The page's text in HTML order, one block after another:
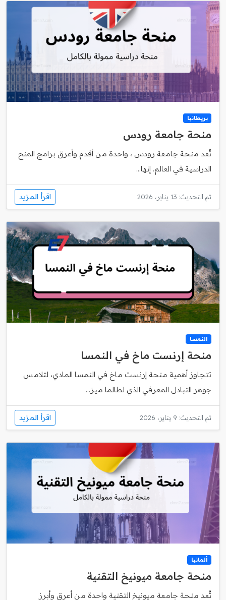
بريطانيا
منحة جامعة رودس
تُعد منحة جامعة رودس ، واحدة من أقدم وأعرق برامج المنح
الدراسية في العالم. إنها...
تم التحديث: 13 يناير، 2026 اقرأ المزيد
النمسا
منحة إرنست ماخ في النمسا
تتجاوز أهمية منحة إرنست ماخ في النمسا المادي، لتلامس
جوهر التبادل المعرفي الذي لطالما ميز...
تم التحديث: 9 يناير، 2026 اقرأ المزيد
ألمانيا
منحة جامعة ميونيخ التقنية
تُعد منحة جامعة ميونيخ التقنية واحدة من أعرق وأبرز